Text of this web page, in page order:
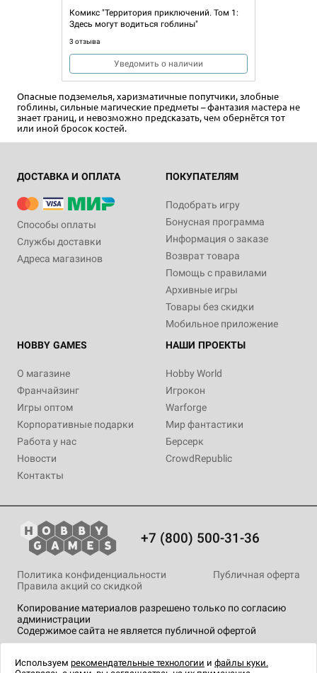
Комикс "Территория приключений. Том 1:
Здесь могут водиться гоблины"
3 отзыва
Уведомить о наличии
Опасные подземелья, харизматичные попутчики, злобные
гоблины, сильные магические предметы – фантазия мастера не
знает границ, и невозможно предсказать, чем обернётся тот
или иной бросок костей.
ДОСТАВКА И ОПЛАТА
Способы оплаты
Службы доставки
Адреса магазинов
ПОКУПАТЕЛЯМ
Подобрать игру
Бонусная программа
Информация о заказе
Возврат товара
Помощь с правилами
Архивные игры
Товары без скидки
Мобильное приложение
HOBBY GAMES
О магазине
Франчайзинг
Игры оптом
Корпоративные подарки
Работа у нас
Новости
Контакты
НАШИ ПРОЕКТЫ
Hobby World
Игрокон
Warforge
Мир фантастики
Берсерк
CrowdRepublic
+7 (800) 500-31-36
Копирование материалов разрешено только по согласию
администрации
Содержимое сайта не является публичной офертой
Политика конфиденциальности
Публичная оферта
Правила акций со скидкой
технологии .
Используем рекомендательные технологии и файлы куки.